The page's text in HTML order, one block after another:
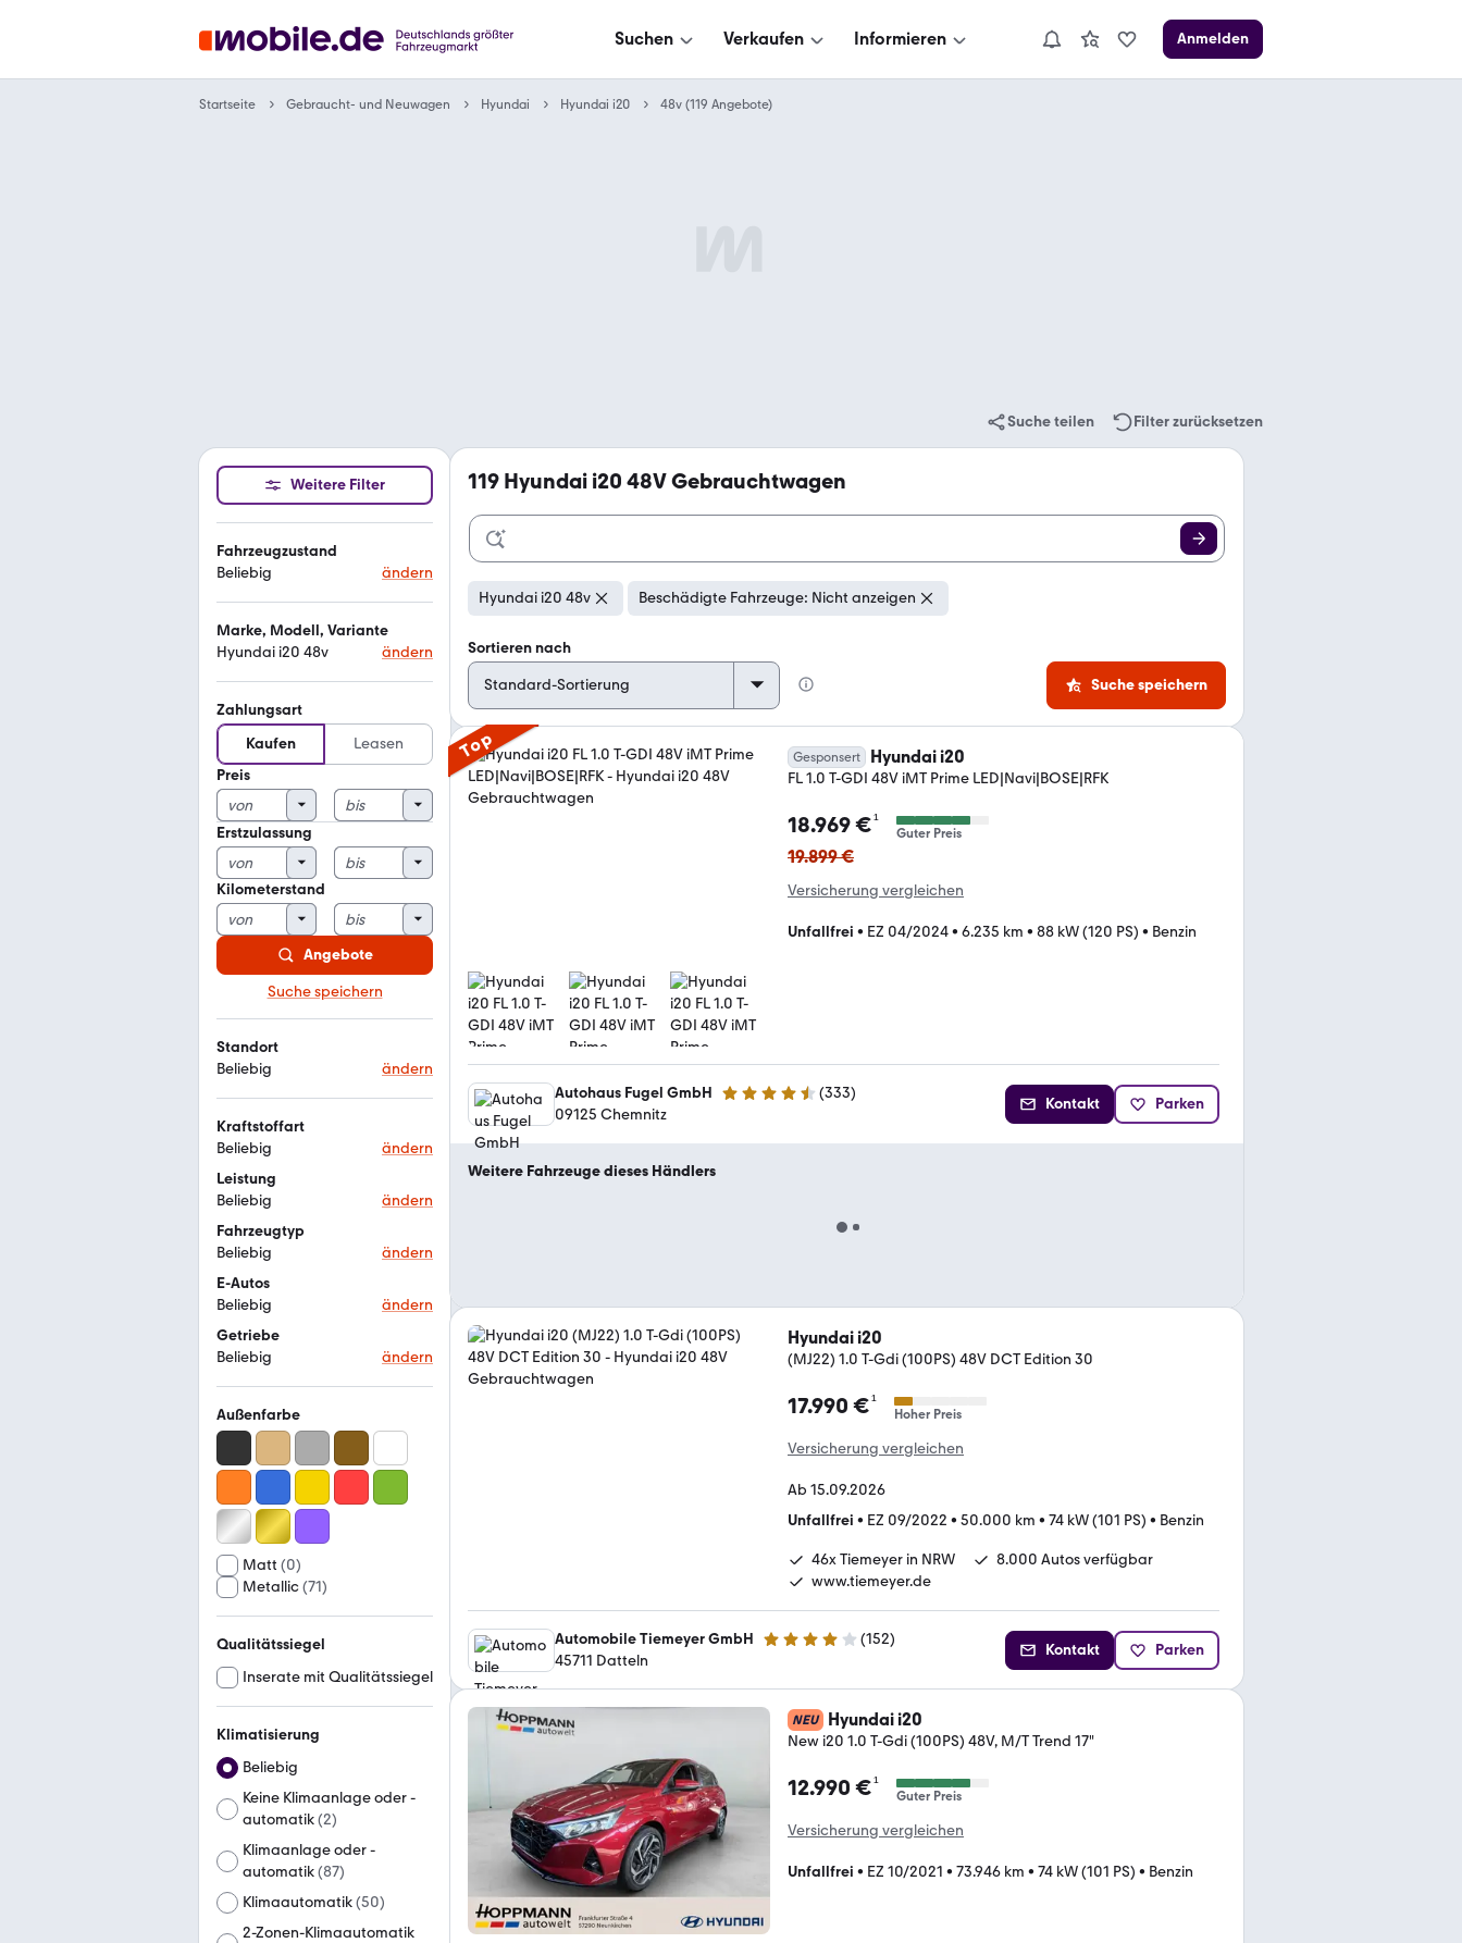
Suchen Verkaufen Informieren Anmelden
Startseite Gebraucht- und Neuwagen Hyundai Hyundai i20 48v (119 Angebote)
Suche teilen Filter zurücksetzen
Weitere Filter
Fahrzeugzustand
Beliebig
ändern
Marke, Modell, Variante
Hyundai i20 48v
ändern
Zahlungsart
Kaufen
Leasen
Preis
Erstzulassung
Kilometerstand
Angebote
Suche speichern
Standort
Beliebig
ändern
Kraftstoffart
Beliebig
ändern
Leistung
Beliebig
ändern
Fahrzeugtyp
Beliebig
ändern
E-Autos
Beliebig
ändern
Getriebe
Beliebig
ändern
Außenfarbe
Matt (0)
Metallic(71)
Qualitätssiegel
Inserate mit Qualitätssiegel
Klimatisierung
Beliebig
Keine Klimaanlage oder -
automatik(2)
Klimaanlage oder -
automatik(87)
Klimaautomatik(50)
2-Zonen-Klimaautomatik
119 Hyundai i20 48V Gebrauchtwagen
Hyundai i20 48v Beschädigte Fahrzeuge: Nicht anzeigen
Sortieren nach
Suche speichern
Top Gesponsert Hyundai i20
FL 1.0 T-GDI 48V iMT Prime LED|Navi|BOSE|RFK
18.969 €¹
Guter Preis
19.899 €
Versicherung vergleichen
Unfallfrei • EZ 04/2024• 6.235 km • 88 kW (120 PS) • Benzin
Autohaus Fugel GmbH 4.3 Sterne (333)
09125 Chemnitz
Kontakt Parken
Weitere Fahrzeuge dieses Händlers
Hyundai i20
(MJ22) 1.0 T-Gdi (100PS) 48V DCT Edition 30
17.990 €¹
Hoher Preis
Versicherung vergleichen
Ab 15.09.2026
Unfallfrei • EZ 09/2022 • 50.000 km • 74 kW (101 PS) • Benzin
46x Tiemeyer in NRW
8.000 Autos verfügbar
www.tiemeyer.de
Automobile Tiemeyer GmbH 3.8 Sterne (152)
45711 Datteln
Kontakt Parken
NEU Hyundai i20
New i20 1.0 T-Gdi (100PS) 48V, M/T Trend 17"
12.990 €¹
Guter Preis
Versicherung vergleichen
Unfallfrei • EZ 10/2021 • 73.946 km • 74 kW (101 PS) • Benzin